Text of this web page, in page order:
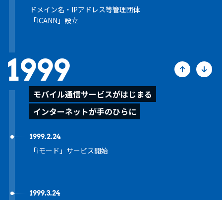
ドメイン名・IPアドレス等管理団体
「ICANN」設立
1999
モバイル通信サービスがはじまる
インターネットが手のひらに
1999.2.24
「iモード」サービス開始
1999.3.24